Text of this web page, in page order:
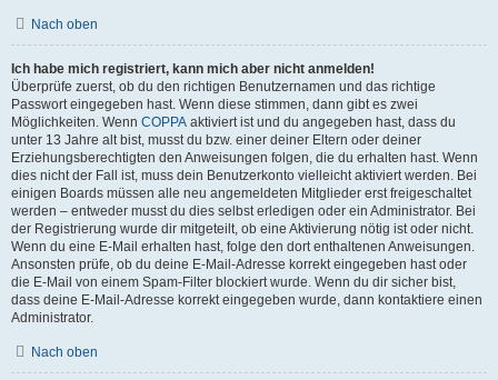
Nach oben
Ich habe mich registriert, kann mich aber nicht anmelden!
Überprüfe zuerst, ob du den richtigen Benutzernamen und das richtige
Passwort eingegeben hast. Wenn diese stimmen, dann gibt es zwei
Möglichkeiten. Wenn COPPA aktiviert ist und du angegeben hast, dass du
unter 13 Jahre alt bist, musst du bzw. einer deiner Eltern oder deiner
Erziehungsberechtigten den Anweisungen folgen, die du erhalten hast. Wenn
dies nicht der Fall ist, muss dein Benutzerkonto vielleicht aktiviert werden. Bei
einigen Boards müssen alle neu angemeldeten Mitglieder erst freigeschaltet
werden – entweder musst du dies selbst erledigen oder ein Administrator. Bei
der Registrierung wurde dir mitgeteilt, ob eine Aktivierung nötig ist oder nicht.
Wenn du eine E-Mail erhalten hast, folge den dort enthaltenen Anweisungen.
Ansonsten prüfe, ob du deine E-Mail-Adresse korrekt eingegeben hast oder
die E-Mail von einem Spam-Filter blockiert wurde. Wenn du dir sicher bist,
dass deine E-Mail-Adresse korrekt eingegeben wurde, dann kontaktiere einen
Administrator.
Nach oben